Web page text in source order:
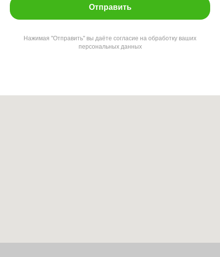
Отправить
Нажимая "Отправить" вы даёте согласие на обработку ваших
персональных данных